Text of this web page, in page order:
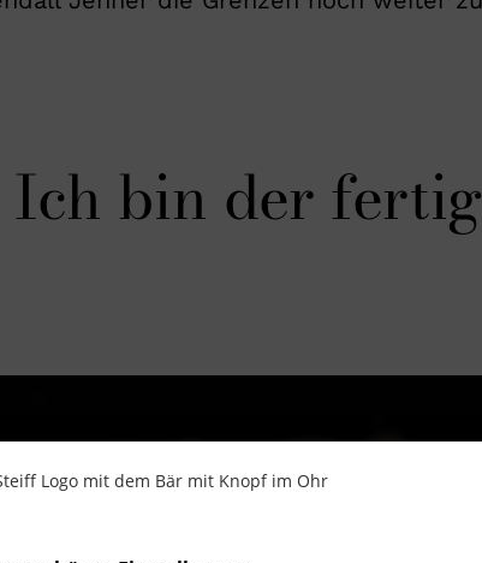
Ich bin der